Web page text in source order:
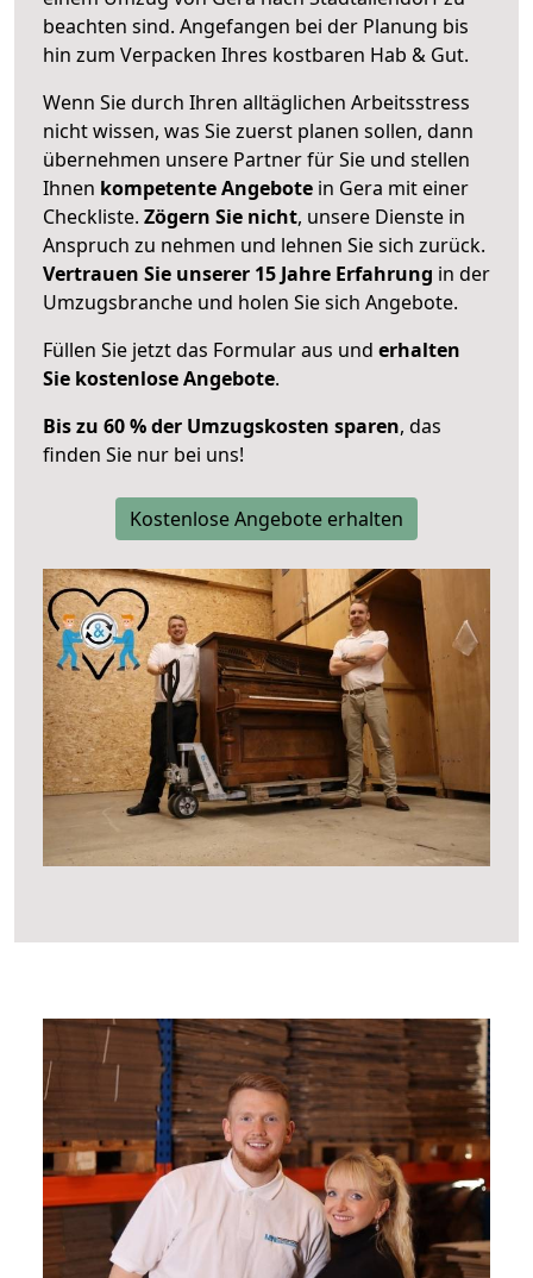
beachten sind. Angefangen bei der Planung bis
hin zum Verpacken Ihres kostbaren Hab & Gut.
Wenn Sie durch Ihren alltäglichen Arbeitsstress
nicht wissen, was Sie zuerst planen sollen, dann
übernehmen unsere Partner für Sie und stellen
Ihnen kompetente Angebote in Gera mit einer
Checkliste. Zögern Sie nicht, unsere Dienste in
Anspruch zu nehmen und lehnen Sie sich zurück.
Vertrauen Sie unserer 15 Jahre Erfahrung in der
Umzugsbranche und holen Sie sich Angebote.
Füllen Sie jetzt das Formular aus und erhalten
Sie kostenlose Angebote.
Bis zu 60 % der Umzugskosten sparen, das
finden Sie nur bei uns!
Kostenlose Angebote erhalten